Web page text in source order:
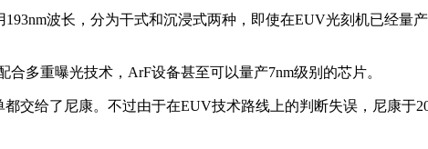
波长，分为干式和沉浸式两种，即使在EUV光刻机已经量
多重曝光技术，ArF设备甚至可以量产7nm级别的芯片。
交给了尼康。不过由于在EUV技术路线上的判断失误，尼康于